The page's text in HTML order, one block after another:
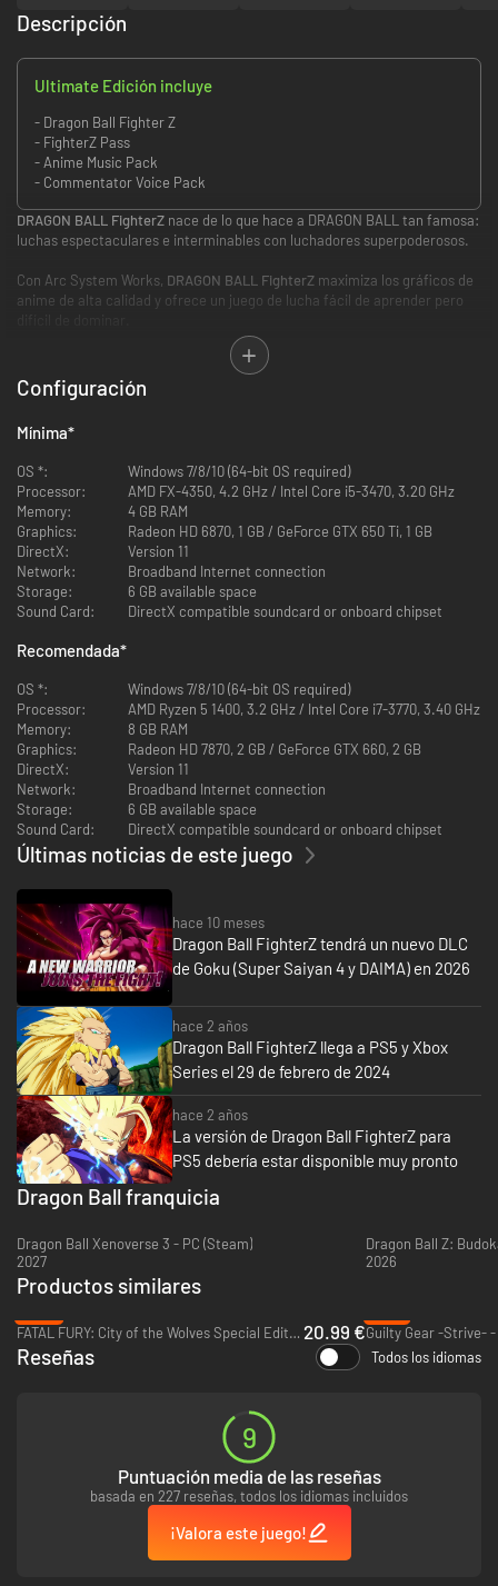
Descripción
Ultimate Edición incluye
- Dragon Ball Fighter Z
- FighterZ Pass
- Anime Music Pack
- Commentator Voice Pack
DRAGON BALL FighterZ nace de lo que hace a DRAGON BALL tan famosa:
luchas espectaculares e interminables con luchadores superpoderosos.
Con Arc System Works, DRAGON BALL FighterZ maximiza los gráficos de
anime de alta calidad y ofrece un juego de lucha fácil de aprender pero
Gráficos de anime de alta calidad
Con el poder del motor Unreal y el talentoso equipo de Arc System Works,
En equipo/soporte 3vs3
Forma tu equipo soñado y domina rápidas combinaciones entre
luchadores.
Emocionante juego en línea
Partidas igualadas, salas interactivas, locas partidas de grupos de 6
jugadores... ¡Hay para todos los gustos!
Configuración
Mínima*
OS *:
Windows 7/8/10 (64-bit OS required)
Processor:
AMD FX-4350, 4.2 GHz / Intel Core i5-3470, 3.20 GHz
Memory:
4 GB RAM
Graphics:
Radeon HD 6870, 1 GB / GeForce GTX 650 Ti, 1 GB
DirectX:
Version 11
Network:
Broadband Internet connection
Storage:
6 GB available space
Sound Card:
DirectX compatible soundcard or onboard chipset
Recomendada*
OS *:
Windows 7/8/10 (64-bit OS required)
Processor:
AMD Ryzen 5 1400, 3.2 GHz / Intel Core i7-3770, 3.40 GHz
Memory:
8 GB RAM
Graphics:
Radeon HD 7870, 2 GB / GeForce GTX 660, 2 GB
DirectX:
Version 11
Network:
Broadband Internet connection
Storage:
6 GB available space
Sound Card:
DirectX compatible soundcard or onboard chipset
Últimas noticias de este juego
hace 10 meses
Dragon Ball FighterZ tendrá un nuevo DLC
de Goku (Super Saiyan 4 y DAIMA) en 2026
hace 2 años
Dragon Ball FighterZ llega a PS5 y Xbox
Series el 29 de febrero de 2024
hace 2 años
La versión de Dragon Ball FighterZ para
PS5 debería estar disponible muy pronto
Dragon Ball franquicia
Dragon Ball Xenoverse 3 - PC (Steam)
2027
Dragon Ball Z:
2026
Productos similares
FATAL FURY: City of the Wolves Special Edition - PC (Steam) 20.99 €Guilty Gear -Strive- -
Reseñas Todos los idiomas
9
Puntuación media de las reseñas
basada en 227 reseñas, todos los idiomas incluidos
¡Valora este juego!